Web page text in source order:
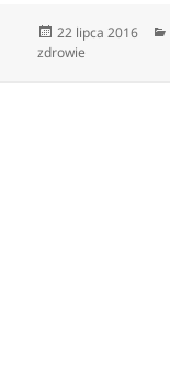
Data
publikacji
22 lipca 2016
zdrowie